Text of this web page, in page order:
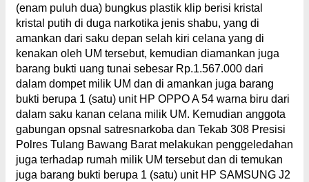
(enam puluh dua) bungkus plastik klip berisi kristal
kristal putih di duga narkotika jenis shabu, yang di
amankan dari saku depan selah kiri celana yang di
kenakan oleh UM tersebut, kemudian diamankan juga
barang bukti uang tunai sebesar Rp.1.567.000 dari
dalam dompet milik UM dan di amankan juga barang
bukti berupa 1 (satu) unit HP OPPO A 54 warna biru dari
dalam saku kanan celana milik UM. Kemudian anggota
gabungan opsnal satresnarkoba dan Tekab 308 Presisi
Polres Tulang Bawang Barat melakukan penggeledahan
juga terhadap rumah milik UM tersebut dan di temukan
juga barang bukti berupa 1 (satu) unit HP SAMSUNG J2